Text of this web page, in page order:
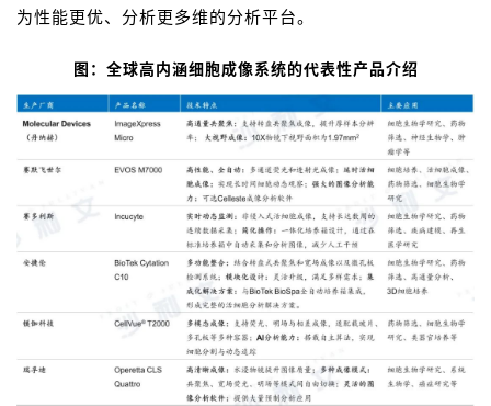
频
精
活
B
投
资
为性能更优、分析更多维的分析平台。
图：全球高内涵细胞成像系统的代表性产品介绍